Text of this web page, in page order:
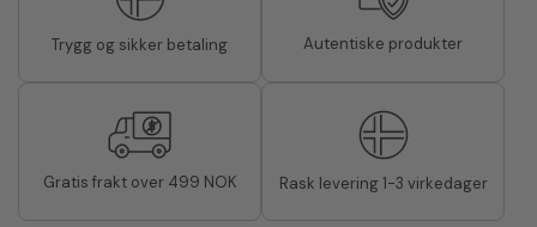
Trygg og sikker betaling Autentiske produkter
Gratis frakt over 499 NOK Rask levering 1-3 virkedager